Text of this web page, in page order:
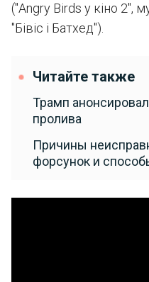
("Angry Birds у кіно 2",
"Бівіс і Батхед").
Читайте также
Трамп
пролива
Причины
форсунок и